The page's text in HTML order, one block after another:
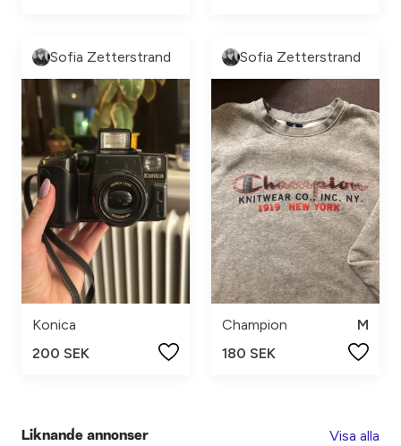
Sofia Zetterstrand
Konica
200 SEK
Sofia Zetterstrand
Champion
M
180 SEK
Liknande annonser Visa alla